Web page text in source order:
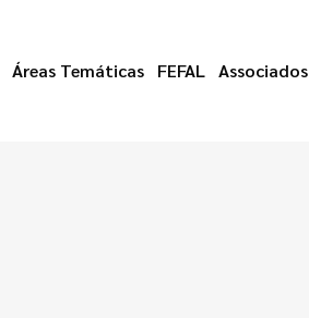
Áreas Temáticas FEFAL Associados